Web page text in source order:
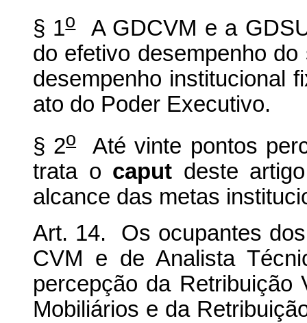
§ 1oA GDCVM e a
do efetivo desempenho
desempenho institucional
ato do Poder Executivo.
§ 2oAté vinte pontos
trata o caput deste
alcance das metas
Art. 14. Os ocupantes
CVM e de Analista
percepção da Retribuição
Mobiliários e da